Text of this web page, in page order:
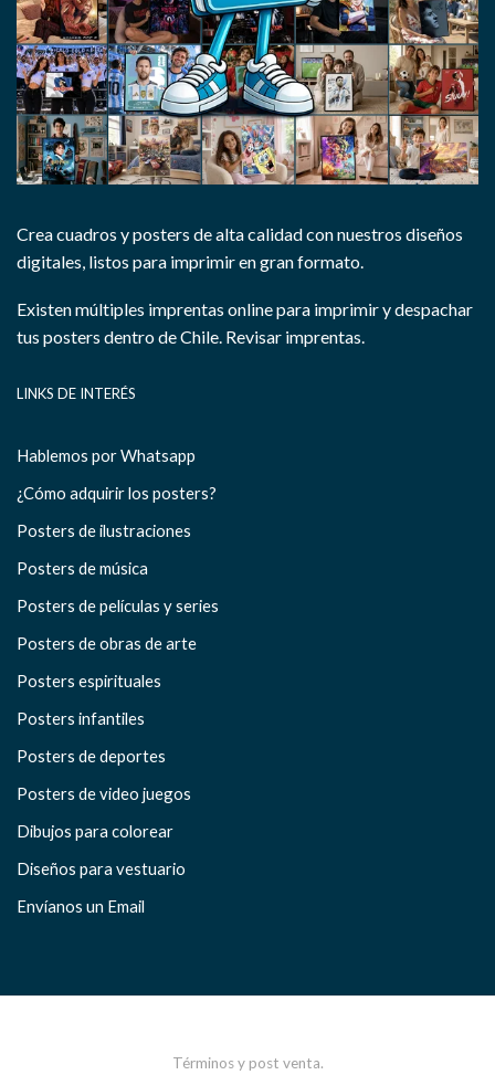
Crea cuadros y posters de alta calidad con nuestros diseños
digitales, listos para imprimir en gran formato.
Existen múltiples imprentas online para imprimir y despachar
tus posters dentro de Chile. Revisar imprentas.
LINKS DE INTERÉS
Hablemos por Whatsapp
¿Cómo adquirir los posters?
Posters de ilustraciones
Posters de música
Posters de películas y series
Posters de obras de arte
Posters espirituales
Posters infantiles
Posters de deportes
Posters de video juegos
Dibujos para colorear
Diseños para vestuario
Envíanos un Email
Términos y post venta.